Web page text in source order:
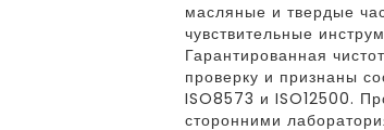
масляные и твердые
чувствительные
Гарантированная
проверку и признаны
ISO8573 и ISO12500.
сторонними